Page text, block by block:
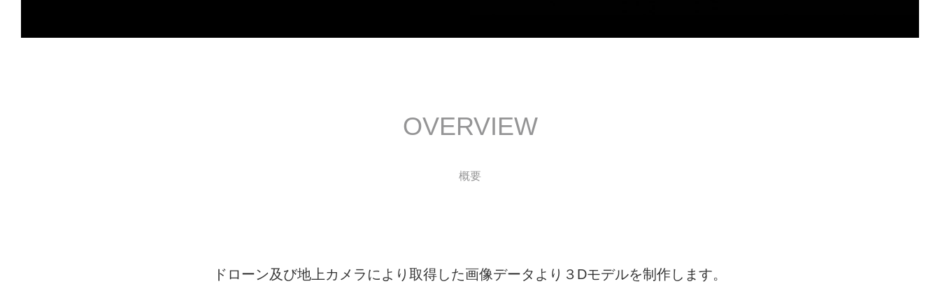
OVERVIEW
概要
ドローン及び地上カメラにより取得した画像データより３Dモデルを制作します。